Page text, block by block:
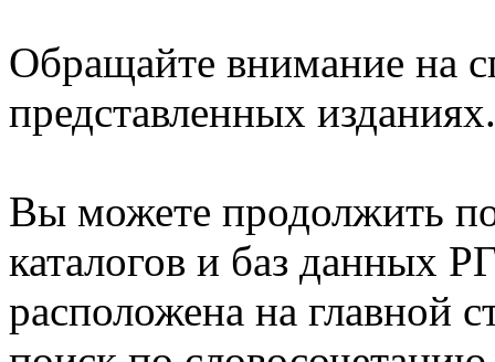
Обращайте внимание на
представленных изданиях.
Вы можете продолжить
каталогов и баз данных
расположена на главной